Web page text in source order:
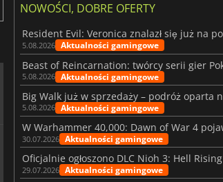
NOWOŚCI, DOBRE OFERTY
5.08.2026 Aktualności gamingowe
5.08.2026 Aktualności gamingowe
5.08.2026 Aktualności gamingowe
30.07.2026 Aktualności gamingowe
Oficjalnie ogłoszono DLC Nioh 3: Hell Rising
29.07.2026 Aktualności gamingowe